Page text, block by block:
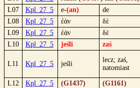
L07
Kpl_27_5 e-(an) de
L08
Kpl_27_5 ἐὰν δὲ
L09
Kpl_27_5 ἐάν δέ
L10
Kpl_27_5 jeśli zaś
L11 Kpl_27_5 jeśli
lecz; zaś,
natomiast
L12 Kpl_27_5 (G1437) (G1161)